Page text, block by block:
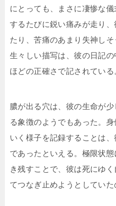
にとっても、まさに凄惨な
するたびに鋭い痛みが走り
たり、苦痛のあまり失神し
生々しい描写は、彼の日記
ほどの正確さで記されている
膿が出る穴は、彼の生命が
る象徴のようでもあった。
いく様子を記録することは
であったといえる。極限状
き残すことで、彼は死にゆ
てつなぎ止めようとしていた